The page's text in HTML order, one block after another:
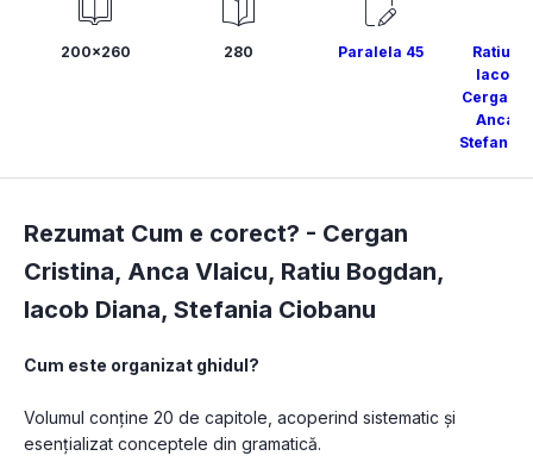
200x260 280 Paralela 45
Ratiu
Iacob
Cergan
Anca
Stefania
Rezumat Cum e corect? - Cergan
Cristina, Anca Vlaicu, Ratiu Bogdan,
Iacob Diana, Stefania Ciobanu
Cum este organizat ghidul?
Volumul conține 20 de capitole, acoperind sistematic și
esențializat conceptele din gramatică.